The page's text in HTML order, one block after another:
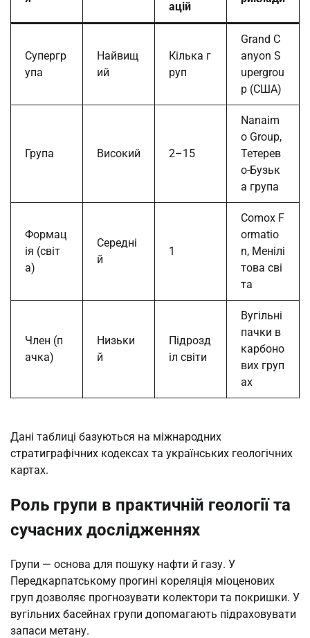
ацій
Супергр
упа
Найвищ
ий
Кілька г
руп
Grand C
anyon S
upergrou
p (США)
Група Високий 2–15
Nanaim
o Group,
Тетерев
о-Бузьк
а група
Формац
ія (світ
а)
Середні
й
1
Comox F
ormatio
n, Менілі
това сві
та
Член (п
ачка)
Низьки
й
Підрозд
іл світи
Вугільні
пачки в
карбоно
вих груп
ах
Дані таблиці базуються на міжнародних
стратиграфічних кодексах та українських геологічних
картах.
Роль групи в практичній геології та
сучасних дослідженнях
Групи — основа для пошуку нафти й газу. У
Передкарпатському прогині кореляція міоценових
груп дозволяє прогнозувати колектори та покришки. У
вугільних басейнах групи допомагають підраховувати
запаси метану.